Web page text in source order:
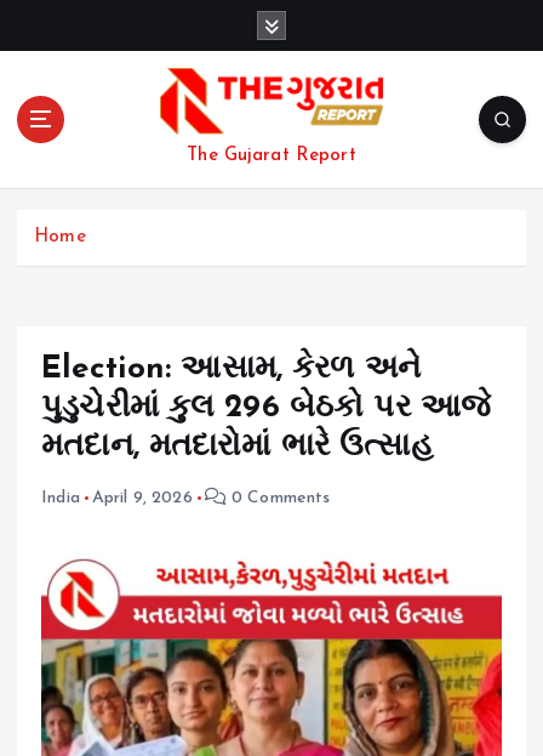
The Gujarat Report
Home
Election: આસામ, કેરળ અને
પુડુચેરીમાં કુલ 296 બેઠકો પર આજે
મતદાન, મતદારોમાં ભારે ઉત્સાહ
India April 9, 2026 0 Comments